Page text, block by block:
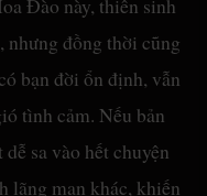
Đào này, thiên sinh
đồng thời cũng
bạn đời ổn định, vẫn
tình cảm. Nếu bản
sa vào hết chuyện
lãng mạn khác, khiến